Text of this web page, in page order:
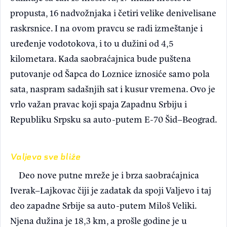
propusta, 16 nadvožnjaka i četiri velike denivelisane
raskrsnice. I na ovom pravcu se radi izmeštanje i
uređenje vodotokova, i to u dužini od 4,5
kilometara. Kada saobraćajnica bude puštena
putovanje od Šapca do Loznice iznosiće samo pola
sata, naspram sadašnjih sat i kusur vremena. Ovo je
vrlo važan pravac koji spaja Zapadnu Srbiju i
Republiku Srpsku sa auto-putem E-70 Šid–Beograd.
Valjevo sve bliže
Deo nove putne mreže je i brza saobraćajnica
Iverak–Lajkovac čiji je zadatak da spoji Valjevo i taj
deo zapadne Srbije sa auto-putem Miloš Veliki.
Njena dužina je 18,3 km, a prošle godine je u